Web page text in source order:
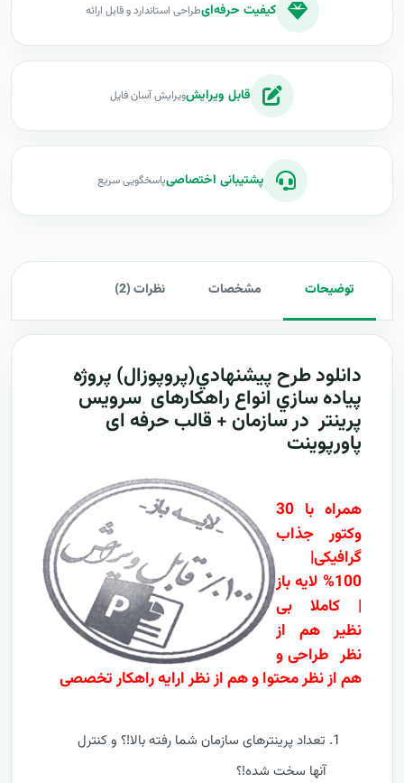
کیفیت حرفه‌ایطراحی استاندارد و قابل ارائه
قابل ویرایشویرایش آسان فایل
پشتیبانی اختصاصیپاسخگویی سریع
توضیحات مشخصات نظرات (2)
دانلود طرح پيشنهادي(پروپوزال) پروژه
پياده سازي انواع راهکارهای سرویس
پرینتر در سازمان + قالب حرفه ای
پاورپوینت
همراه با 30
وکتور جذاب
گرافیکی|
100% لایه باز
| کاملا بی
نظیر هم از
نظر طراحی و
هم از نظر محتوا و هم از نظر ارایه راهکار تخصصی
تعداد پرینترهای سازمان شما رفته بالا!؟ و کنترل
آنها سخت شده!؟